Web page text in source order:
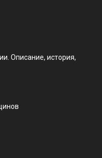
Описание, история,